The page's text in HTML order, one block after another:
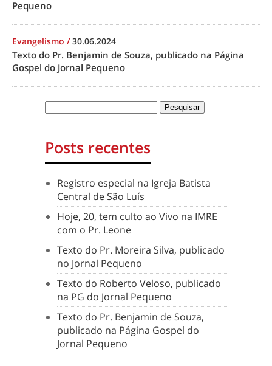
Pequeno
Evangelismo /30.06.2024
Texto do Pr. Benjamin de Souza, publicado na Página
Gospel do Jornal Pequeno
Posts recentes
Registro especial na Igreja Batista
Central de São Luís
Hoje, 20, tem culto ao Vivo na IMRE
com o Pr. Leone
Texto do Pr. Moreira Silva, publicado
no Jornal Pequeno
Texto do Roberto Veloso, publicado
na PG do Jornal Pequeno
Texto do Pr. Benjamin de Souza,
publicado na Página Gospel do
Jornal Pequeno